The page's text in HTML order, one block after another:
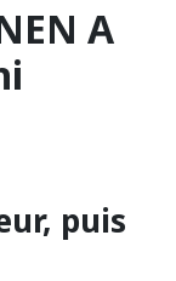
A
puis